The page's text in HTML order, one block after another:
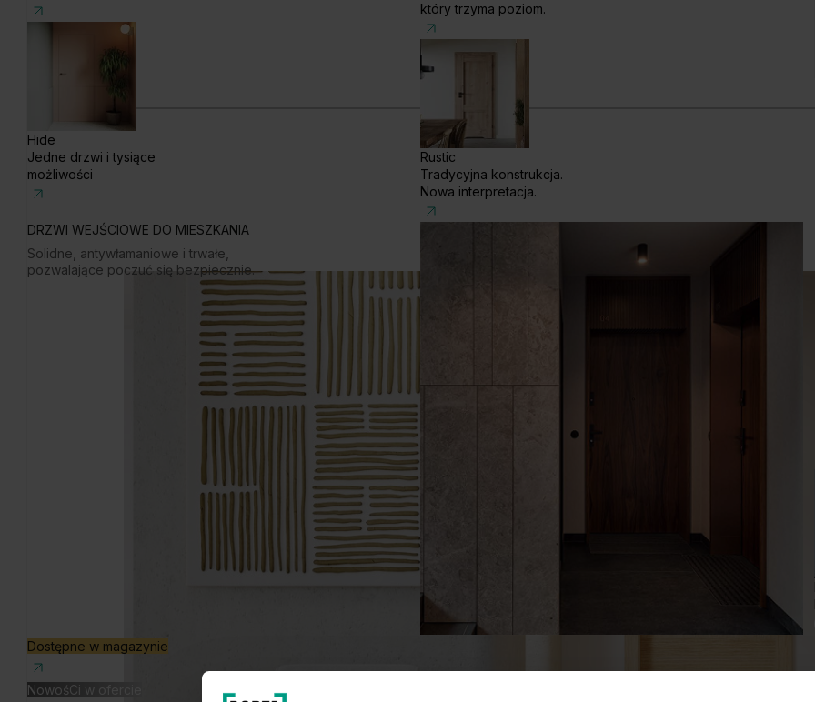
Hide
Jedne drzwi i tysiące
możliwości
który trzyma poziom.
Rustic
Tradycyjna konstrukcja.
Nowa interpretacja.
DRZWI WEJŚCIOWE DO MIESZKANIA
Solidne, antywłamaniowe i trwałe,
pozwalające poczuć się bezpiecznie.
Dostępne w magazynie
NowośCi w ofercie